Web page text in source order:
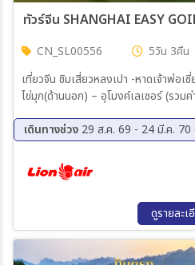
CN_SL00556 5วัน 3คืน
เที่ยวจีน ชิมเสี่ยวหลงเปา -หาดเจ้าพ่อ
ไข่มุก(ด้านนอก) – อุโมงค์เลเซอร์ (รว
Reserve Roastery - Tian an
Mansion- Florentia Village
เดินทางช่วง 29 ส.ค. 69 - 24 มี.ค. 70
05 ก.ย. 69 - 09 ก.ย. 69
12 ก.ย. 69 - 16 ก.ย. 69
22 ต.ค. 69 - 26 ต.ค. 69
31 ต.ค. 69 - 04 พ.ย. 69
ดูรายละเ